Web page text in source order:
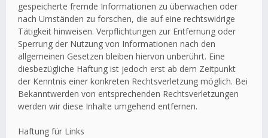
gespeicherte fremde Informationen zu überwachen oder
nach Umständen zu forschen, die auf eine rechtswidrige
Tätigkeit hinweisen. Verpflichtungen zur Entfernung oder
Sperrung der Nutzung von Informationen nach den
allgemeinen Gesetzen bleiben hiervon unberührt. Eine
diesbezügliche Haftung ist jedoch erst ab dem Zeitpunkt
der Kenntnis einer konkreten Rechtsverletzung möglich. Bei
Bekanntwerden von entsprechenden Rechtsverletzungen
werden wir diese Inhalte umgehend entfernen.
Haftung für Links